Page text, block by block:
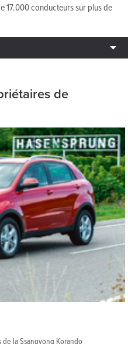
17.000 conducteurs sur plus de
de
la Ssangyong Korando